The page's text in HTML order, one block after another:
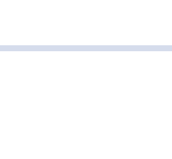
お客さまが希望されるサービスを行
個人情報の安全対策
当社は、保有する個人情報に関して